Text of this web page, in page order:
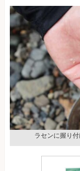
ラセンに握り